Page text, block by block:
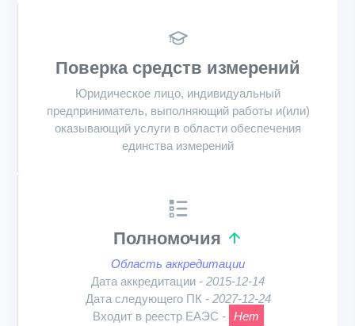
Поверка средств измерений
Юридическое лицо, индивидуальный
предприниматель, выполняющий работы и(или)
оказывающий услуги в области обеспечения
единства измерений
Полномочия
Область аккредитации
Дата аккредитации - 2015-12-14
Дата следующего ПК - 2027-12-24
Входит в реестр ЕАЭС - Нет